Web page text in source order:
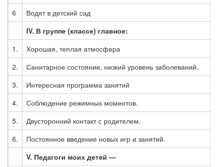
6
Водят в детский сад
IV. В группе (классе) главное:
1.
Хорошая, теплая атмосфера
2.
Санитарное состояние, низкий уровень заболеваний.
3.
Интересная программа занятий
4.
Соблюдение режимных моментов.
5.
Двусторонний контакт с родителем.
6.
Постоянное введение новых игр и занятий.
V. Педагоги моих детей —